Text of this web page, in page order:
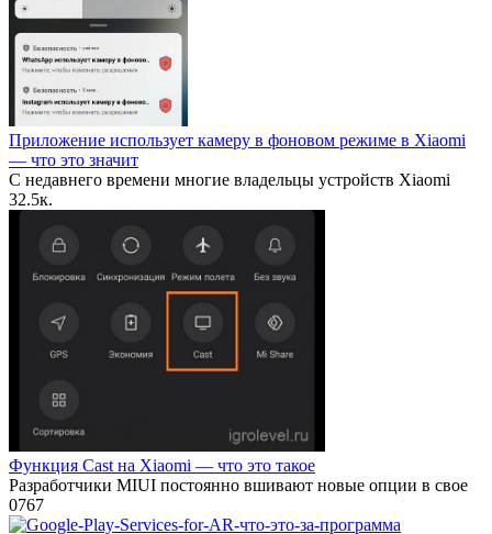
Приложение использует камеру в фоновом режиме в Xiaomi
— что это значит
С недавнего времени многие владельцы устройств Xiaomi
32.5к.
Функция Cast на Xiaomi — что это такое
Разработчики MIUI постоянно вшивают новые опции в свое
0767